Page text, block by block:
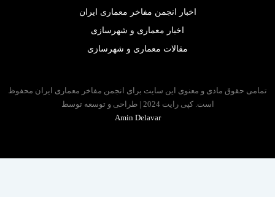
اخبار انجمن مفاخر معماری ایران
اخبار معماری و شهرسازی
مقالات معماری و شهرسازی
حقوق مادی و معنوی این سایت برای انجمن مفاخر معماری ایران محفوظ
است. کپی رایت 2024 | طراحی و توسعه توسط
Amin Delavar